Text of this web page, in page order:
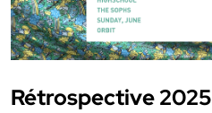
Rétrospective 2025